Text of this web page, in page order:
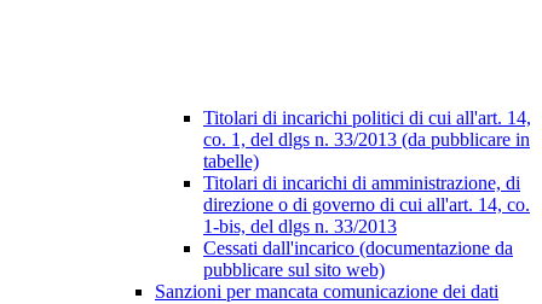
Titolari di incarichi politici di cui all'art. 14,
co. 1, del dlgs n. 33/2013 (da pubblicare in
tabelle)
Titolari di incarichi di amministrazione, di
direzione o di governo di cui all'art. 14, co.
1-bis, del dlgs n. 33/2013
Cessati dall'incarico (documentazione da
pubblicare sul sito web)
Sanzioni per mancata comunicazione dei dati